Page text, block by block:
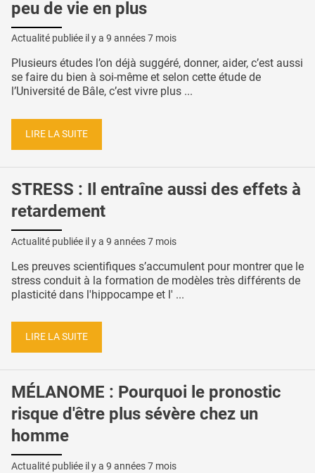
peu de vie en plus
Actualité publiée il y a 9 années 7 mois
Plusieurs études l’on déjà suggéré, donner, aider, c’est aussi
se faire du bien à soi-même et selon cette étude de
l’Université de Bâle, c’est vivre plus ...
LIRE LA SUITE
STRESS : Il entraîne aussi des effets à
retardement
Actualité publiée il y a 9 années 7 mois
Les preuves scientifiques s’accumulent pour montrer que le
stress conduit à la formation de modèles très différents de
plasticité dans l'hippocampe et l' ...
LIRE LA SUITE
MÉLANOME : Pourquoi le pronostic
risque d'être plus sévère chez un
homme
Actualité publiée il y a 9 années 7 mois